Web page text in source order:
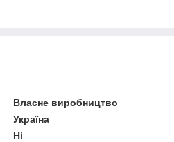
Власне виробництво
Україна
Ні